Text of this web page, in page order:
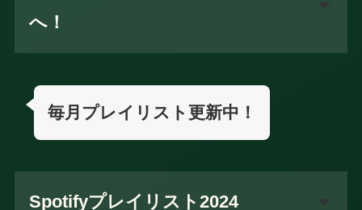
へ！
毎月プレイリスト更新中！
Spotifyプレイリスト2024